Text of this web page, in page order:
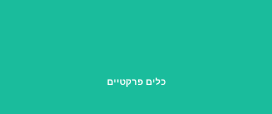
כלים פרקטיים
מול הזוגות הראשונים שלך.